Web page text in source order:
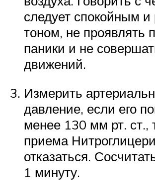
следует спокойным
тоном, не проявлять
паники и не
движений.
Измерить
давление, если его
менее 130 мм рт. ст.,
приема
отказаться.
1 минуту.